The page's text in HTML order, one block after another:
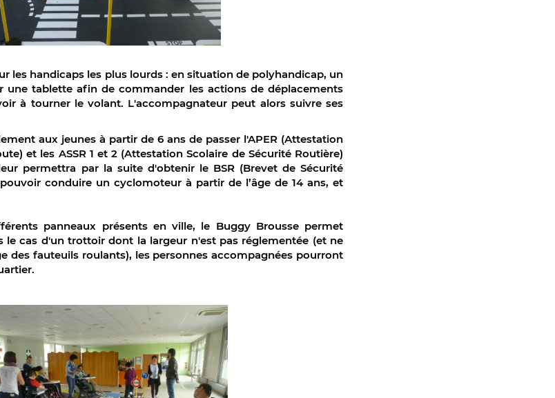
les handicaps les plus lourds : en situation de polyhandicap, un
une tablette afin de commander les actions de déplacements
à tourner le volant. L'accompagnateur peut alors suivre ses
aux jeunes à partir de 6 ans de passer l'APER (Attestation
et les ASSR 1 et 2 (Attestation Scolaire de Sécurité Routière)
permettra par la suite d'obtenir le BSR (Brevet de Sécurité
conduire un cyclomoteur à partir de l’âge de 14 ans, et
panneaux présents en ville, le Buggy Brousse permet
le cas d'un trottoir dont la largeur n'est pas réglementée (et ne
des fauteuils roulants), les personnes accompagnées pourront